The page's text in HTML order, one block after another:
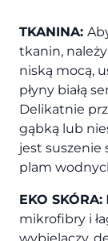
TKANINA:
tkanin,
niską mocą,
płyny białą
Delikatnie
gąbką lub
jest suszenie
plam
EKO SKÓRA:
mikrofibry i